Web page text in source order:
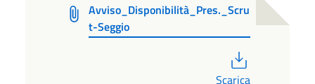
Avviso_Disponibilità_Pres._Scru
t-Seggio
Scarica